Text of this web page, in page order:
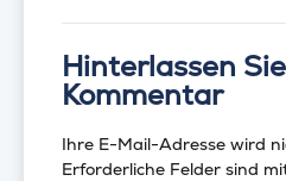
Hinterlassen
Kommentar
Ihre E-Mail-Adresse wird
Erforderliche Felder sind